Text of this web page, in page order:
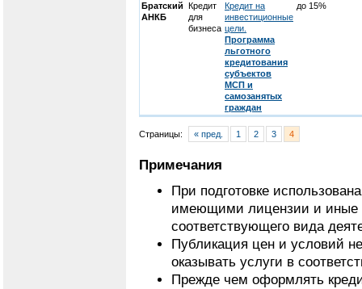
Братский
АНКБ
Кредит
для
бизнеса
Кредит на
инвестиционные
цели.
Программа
льготного
кредитования
субъектов
МСП и
самозанятых
граждан
до 15%
Страницы: « пред. 1 2 3 4
Примечания
При подготовке
имеющими лицензии и иные
соответствующего вида
Публикация цен и условий
оказывать услуги в
Прежде чем оформлять